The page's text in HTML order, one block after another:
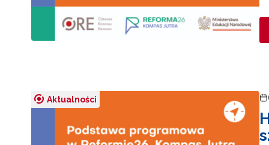
Aktualności